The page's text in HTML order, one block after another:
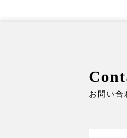
お問い合